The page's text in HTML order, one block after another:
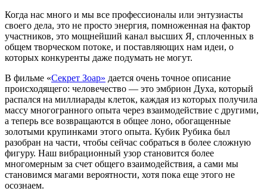
Когда нас много и мы все профессионалы или энтузиасты
своего дела, это не просто энергия, помноженная на фактор
участников, это мощнейший канал высших Я, сплоченных в
общем творческом потоке, и поставляющих нам идеи, о
которых конкуренты даже подумать не могут.
В фильме «Секрет Зоар» дается очень точное описание
происходящего: человечество — это эмбрион Духа, который
распался на миллиарады клеток, каждая из которых получила
массу многогранного опыта через взаимодействие с другими,
а теперь все возвращаются в общее лоно, обогащенные
золотыми крупинками этого опыта. Кубик Рубика был
разобран на части, чтобы сейчас собраться в более сложную
фигуру. Наш вибрационный узор становится более
многомерным за счет общего взаимодействия, а сами мы
становимся магами вероятности, хотя пока еще этого не
осознаем.